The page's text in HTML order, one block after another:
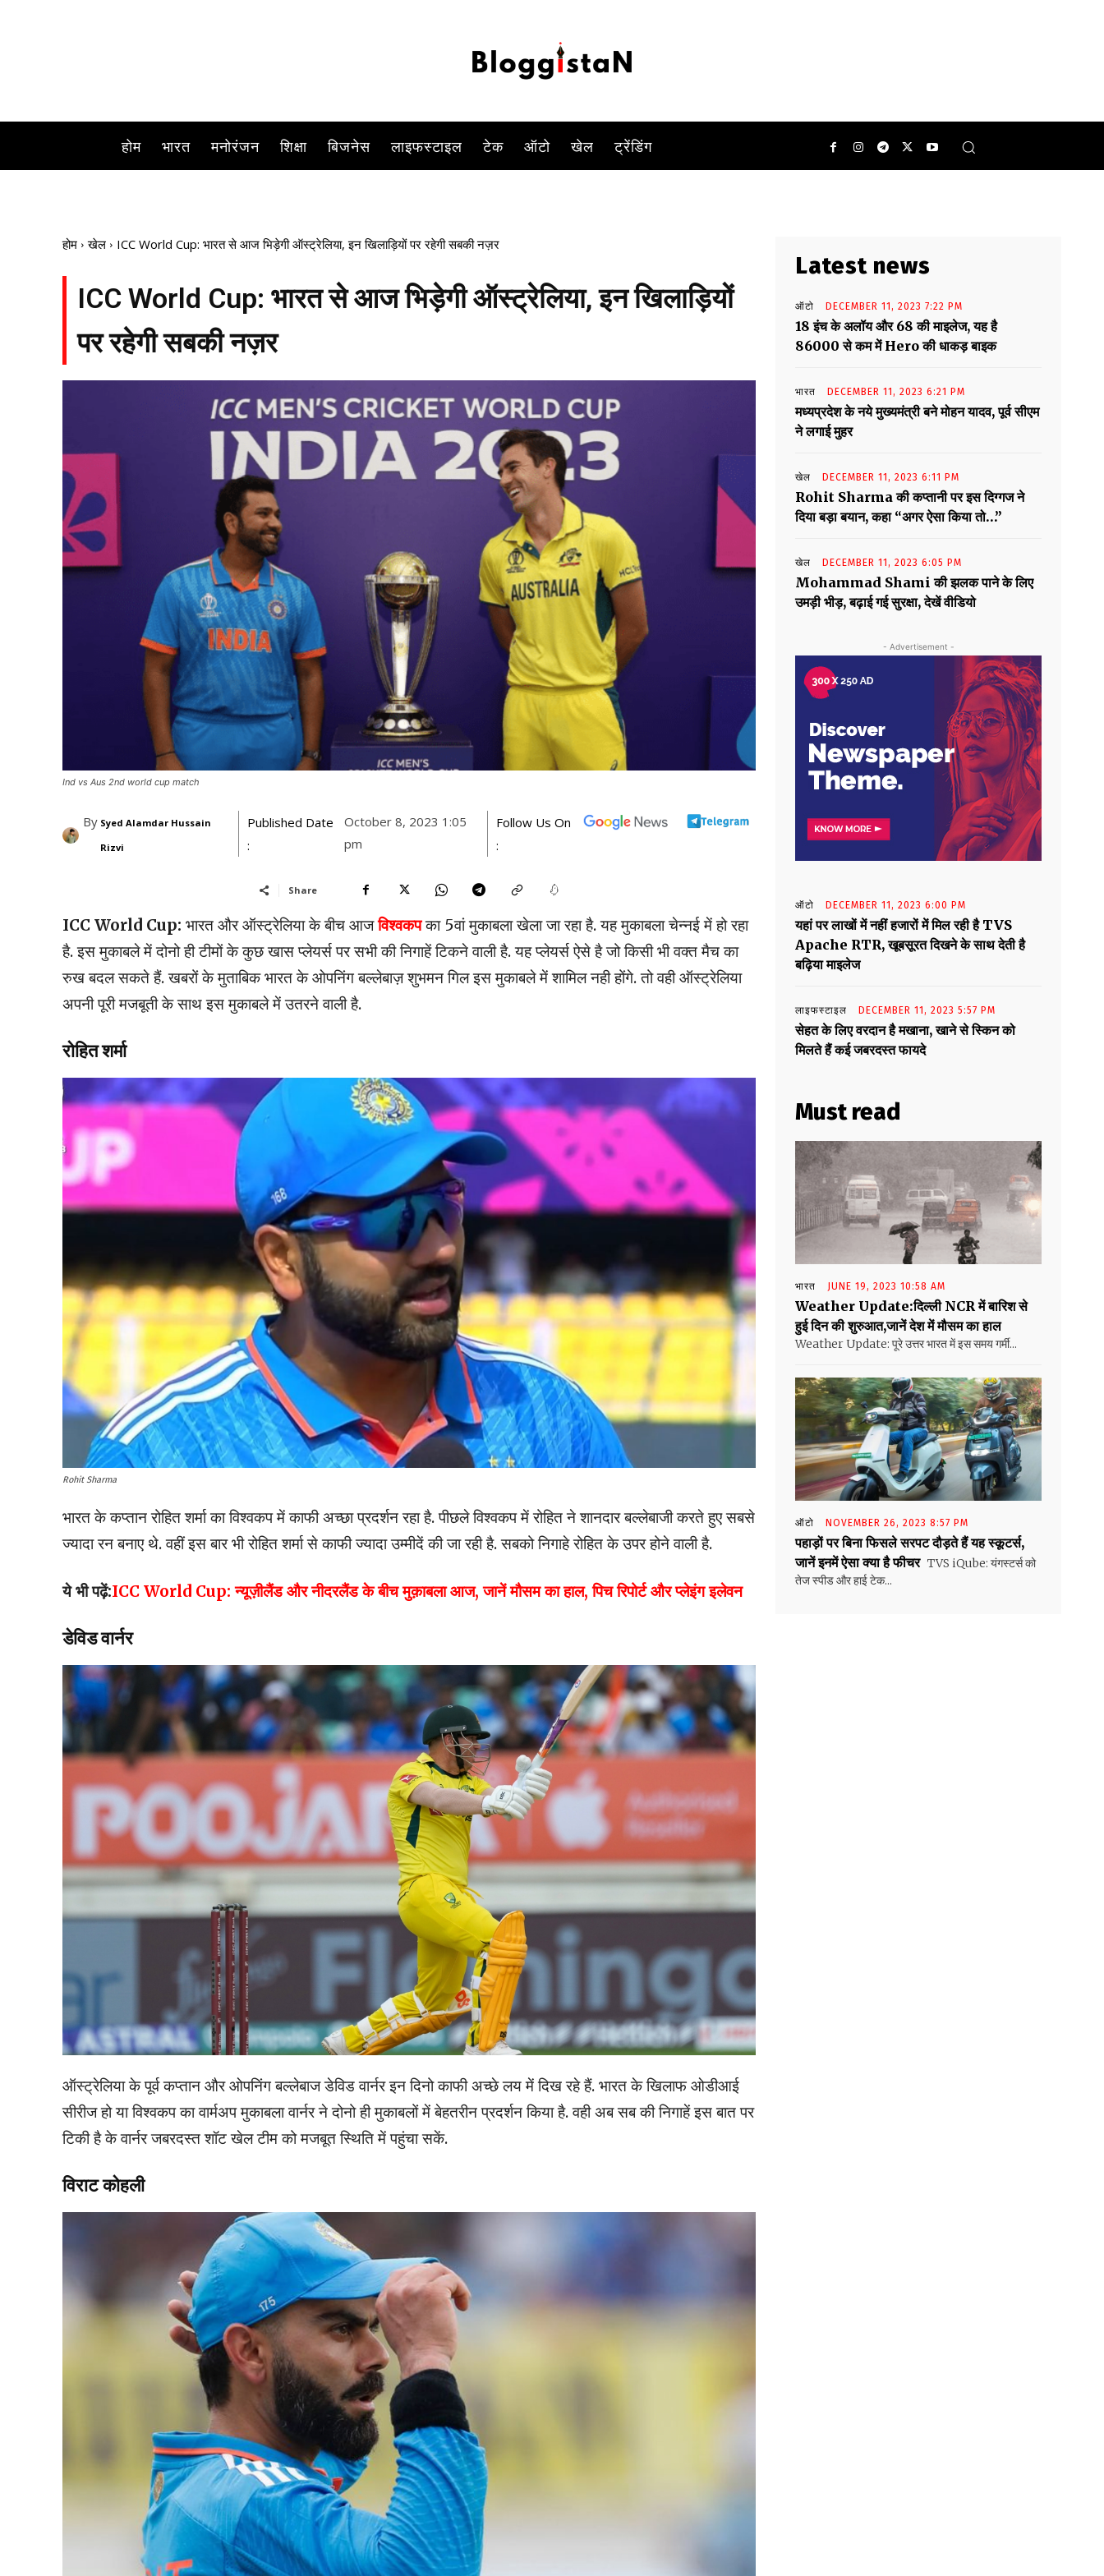
होम भारत मनोरंजन शिक्षा बिजनेस लाइफस्टाइल टेक ऑटो खेल ट्रेंडिंग
होम खेल ICC World Cup: भारत से आज भिड़ेगी ऑस्ट्रेलिया, इन खिलाड़ियों पर रहेगी सबकी नज़र
ICC World Cup: भारत से आज भिड़ेगी ऑस्ट्रेलिया, इन खिलाड़ियों
पर रहेगी सबकी नज़र
Ind vs Aus 2nd world cup match
By Syed Alamdar Hussain
Rizvi
Published Date
:
October 8, 2023 1:05
pm
Follow Us On
:
Share
ICC World Cup: भारत और ऑस्ट्रेलिया के बीच आजविश्वकपका 5वां मुकाबला खेला जा रहा है. यह मुकाबला चेन्नई में हो रहा
है. इस मुकाबले में दोनो ही टीमों के कुछ खास प्लेयर्स पर सभी की निगाहें टिकने वाली है. यह प्लेयर्स ऐसे है जो किसी भी वक्त मैच का
रुख बदल सकते हैं. खबरों के मुताबिक भारत के ओपनिंग बल्लेबाज़ शुभमन गिल इस मुकाबले में शामिल नही होंगे. तो वही ऑस्ट्रेलिया
अपनी पूरी मजबूती के साथ इस मुकाबले में उतरने वाली है.
रोहित शर्मा
Rohit Sharma
भारत के कप्तान रोहित शर्मा का विश्वकप में काफी अच्छा प्रदर्शन रहा है. पीछले विश्वकप में रोहित ने शानदार बल्लेबाजी करते हुए सबसे
ज्यादा रन बनाए थे. वहीं इस बार भी रोहित शर्मा से काफी ज्यादा उम्मीदें की जा रही है. सबको निगाहे रोहित के उपर होने वाली है.
ये भी पढ़ें:ICC World Cup: न्यूज़ीलैंड और नीदरलैंड के बीच मुक़ाबला आज, जानें मौसम का हाल, पिच रिपोर्ट और प्लेइंग इलेवन
डेविड वार्नर
ऑस्ट्रेलिया के पूर्व कप्तान और ओपनिंग बल्लेबाज डेविड वार्नर इन दिनो काफी अच्छे लय में दिख रहे हैं. भारत के खिलाफ ओडीआई
सीरीज हो या विश्वकप का वार्मअप मुकाबला वार्नर ने दोनो ही मुकाबलों में बेहतरीन प्रदर्शन किया है. वही अब सब की निगाहें इस बात पर
टिकी है के वार्नर जबरदस्त शॉट खेल टीम को मजबूत स्थिति में पहुंचा सकें.
विराट कोहली
Latest news
ऑटो DECEMBER 11, 2023 7:22 PM
18 इंच के अलॉय और 68 की माइलेज, यह है
86000 से कम में Hero की धाकड़ बाइक
भारत DECEMBER 11, 2023 6:21 PM
मध्यप्रदेश के नये मुख्यमंत्री बने मोहन यादव, पूर्व सीएम
ने लगाई मुहर
खेल DECEMBER 11, 2023 6:11 PM
Rohit Sharma की कप्तानी पर इस दिग्गज ने
दिया बड़ा बयान, कहा “अगर ऐसा किया तो…”
खेल DECEMBER 11, 2023 6:05 PM
Mohammad Shami की झलक पाने के लिए
उमड़ी भीड़, बढ़ाई गई सुरक्षा, देखें वीडियो
- Advertisement -
ऑटो DECEMBER 11, 2023 6:00 PM
यहां पर लाखों में नहीं हजारों में मिल रही है TVS
Apache RTR, खूबसूरत दिखने के साथ देती है
बढ़िया माइलेज
लाइफस्टाइल DECEMBER 11, 2023 5:57 PM
सेहत के लिए वरदान है मखाना, खाने से स्किन को
मिलते हैं कई जबरदस्त फायदे
Must read
भारत JUNE 19, 2023 10:58 AM
Weather Update:दिल्ली NCR में बारिश से
हुई दिन की शुरुआत,जानें देश में मौसम का हाल
Weather Update: पूरे उत्तर भारत में इस समय गर्मी...
ऑटो NOVEMBER 26, 2023 8:57 PM
पहाड़ों पर बिना फिसले सरपट दौड़ते हैं यह स्कूटर्स,
जानें इनमें ऐसा क्या है फीचर TVS iQube: यंगस्टर्स को
तेज स्पीड और हाई टेक...